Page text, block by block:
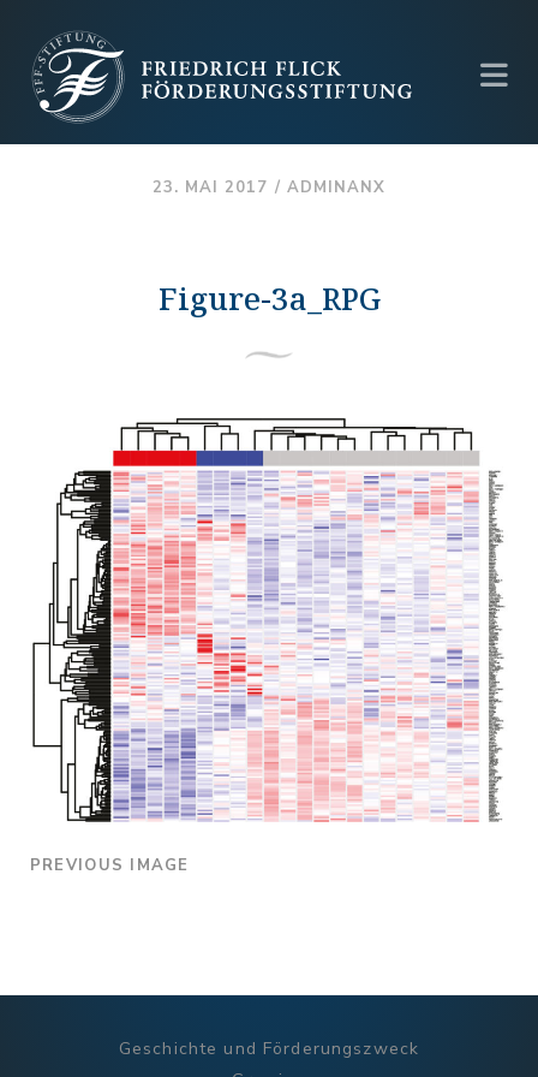
23. MAI 2017 / ADMINANX
Figure-3a_RPG
PREVIOUS IMAGE
Geschichte und Förderungszweck